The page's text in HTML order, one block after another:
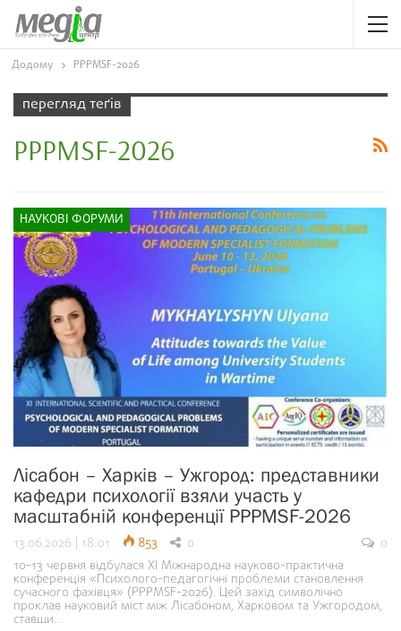
Додому PPPMSF-2026
перегляд теґів
PPPMSF-2026
НАУКОВІ ФОРУМИ
Лісабон – Харків – Ужгород: представники
кафедри психології взяли участь у
масштабній конференції PPPMSF-2026
13.06.2026 | 18:01 853 0
0
10–13 червня відбулася ХІ Міжнародна науково-практична
конференція «Психолого-педагогічні проблеми становлення
сучасного фахівця» (PPPMSF-2026). Цей захід символічно
проклав науковий міст між Лісабоном, Харковом та Ужгородом,
ставши…